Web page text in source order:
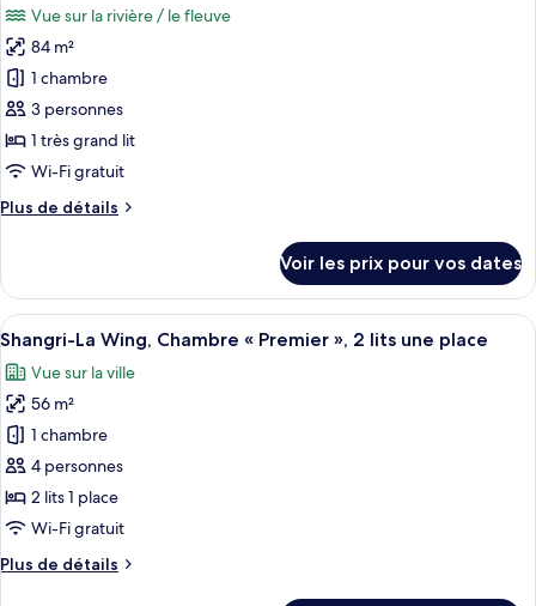
»,
1
très
grand
lit
Shangri-
La
Wing,
Chambre
«
Premier
»,
grand
les
photos
pour
ce
type
de
chambre :
Krungthep
Suite
Vue sur la rivière / le fleuve
84 m²
1 chambre
3 personnes
1 très grand lit
Wi-Fi gratuit
Plus de détails
Plus
le
type
de
chambre
Krungthep
Wing
Deluxe
Suite
Voir les prix pour vos dates
Afficher
toutes
les
photos
pour
ce
type
de
chambre :
Shangri-
Une chambre d’hôtel avec un lit,
8
Shangri-La Wing, Chambre « Premier », 2 lits une place
Vue sur la ville
56 m²
1 chambre
4 personnes
2 lits 1 place
Wi-Fi gratuit
Plus de détails
Plus